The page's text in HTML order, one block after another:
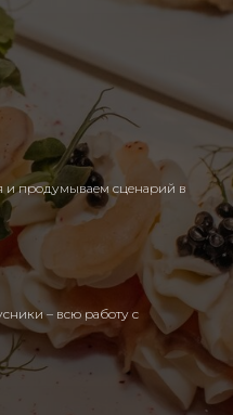
продумываем сценарий в
– всю работу с